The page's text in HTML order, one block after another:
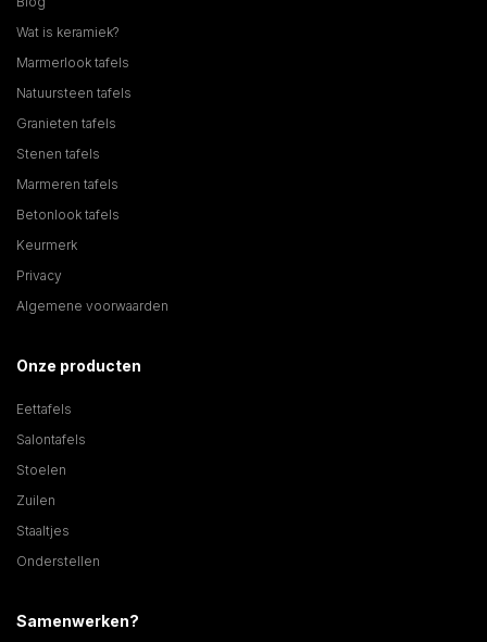
Wat is keramiek?
Marmerlook tafels
Natuursteen tafels
Granieten tafels
Stenen tafels
Marmeren tafels
Betonlook tafels
Keurmerk
Privacy
Algemene voorwaarden
Onze producten
Eettafels
Salontafels
Stoelen
Zuilen
Staaltjes
Onderstellen
Samenwerken?